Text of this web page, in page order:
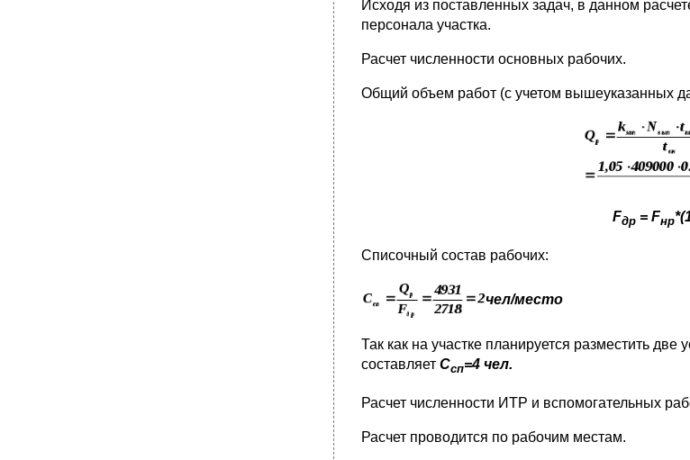
Исходя из поставленных задач, в данном
персонала участка.
Расчет численности основных рабочих.
Общий объем работ (с учетом вышеуказанных
Fдр = Fнр
Списочный состав рабочих:
чел/место
Так как на участке планируется разместить
составляет Ссп=4 чел.
Расчет численности ИТР и вспомогательных
Расчет проводится по рабочим местам.